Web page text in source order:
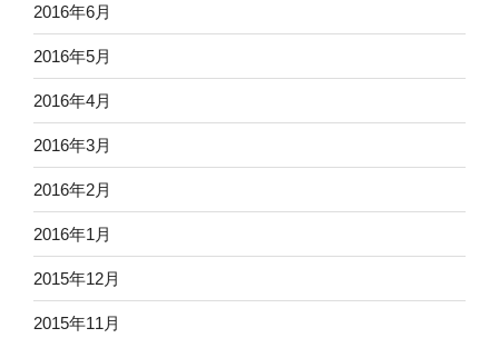
2016年6月
2016年5月
2016年4月
2016年3月
2016年2月
2016年1月
2015年12月
2015年11月